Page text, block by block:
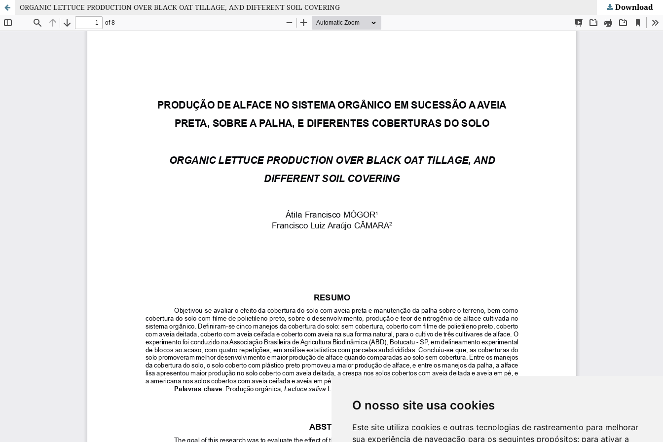
O nosso site usa cookies
Este site utiliza cookies e outras tecnologias de rastreamento para melhorar
sua experiência de navegação para os seguintes propósitos: para ativar a
ORGANIC LETTUCE PRODUCTION OVER BLACK OAT TILLAGE, AND DIFFERENT SOIL COVERING Download